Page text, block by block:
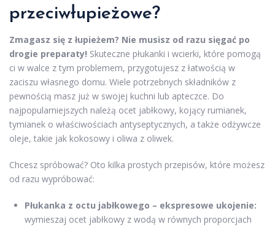
przeciwłupieżowe?
Zmagasz się z łupieżem? Nie musisz od razu sięgać po
drogie preparaty! Skuteczne płukanki i wcierki, które pomogą
ci w walce z tym problemem, przygotujesz z łatwością w
zaciszu własnego domu. Wiele potrzebnych składników z
pewnością masz już w swojej kuchni lub apteczce. Do
najpopularniejszych należą ocet jabłkowy, kojący rumianek,
tymianek o właściwościach antyseptycznych, a także odżywcze
oleje, takie jak kokosowy i oliwa z oliwek.
Chcesz spróbować? Oto kilka prostych przepisów, które możesz
od razu wypróbować:
Płukanka z octu jabłkowego – ekspresowe ukojenie:
wymieszaj ocet jabłkowy z wodą w równych proporcjach